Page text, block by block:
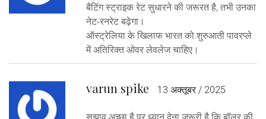
बैटिंग स्ट्राइक रेट सुधारने की जरूरत है, तभी उनका
नेट‑रनरेट बढ़ेगा।
ऑस्ट्रेलिया के खिलाफ भारत को शुरुआती पावरप्ले
में अतिरिक्त ओवर लेवलेज चाहिए।
varun spike 13 अक्तूबर / 2025